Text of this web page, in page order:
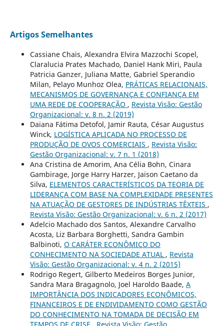
Artigos Semelhantes
Cassiane Chais, Alexandra Elvira Mazzochi Scopel,
Claralucia Prates Machado, Daniel Hank Miri, Paula
Patricia Ganzer, Juliana Matte, Gabriel Sperandio
Milan, Pelayo Munhoz Olea, PRÁTICAS RELACIONAIS,
MECANISMOS DE GOVERNANÇA E CONFIANÇA EM
UMA REDE DE COOPERAÇÃO , Revista Visão: Gestão
Organizacional: v. 8 n. 2 (2019)
Daiana Fátima Detofol, Jamir Rauta, César Augustus
Winck, LOGÍSTICA APLICADA NO PROCESSO DE
PRODUÇÃO DE OVOS COMERCIAIS , Revista Visão:
Gestão Organizacional: v. 7 n. 1 (2018)
Ana Cristina de Amorim, Ana Célia Bohn, Cinara
Gambirage, Jorge Harry Harzer, Jaison Caetano da
Silva, ELEMENTOS CARACTERÍSTICOS DA TEORIA DE
LIDERANÇA COM BASE NA COMPLEXIDADE PRESENTES
NA ATUAÇÃO DE GESTORES DE INDÚSTRIAS TÊXTEIS ,
Revista Visão: Gestão Organizacional: v. 6 n. 2 (2017)
Adelcio Machado dos Santos, Alexandre Carvalho
Acosta, Liz Barbara Borghetti, Sandra Gambin
Balbinoti, O CARÁTER ECONÔMICO DO
CONHECIMENTO NA SOCIEDADE ATUAL , Revista
Visão: Gestão Organizacional: v. 4 n. 2 (2015)
Rodrigo Regert, Gilberto Medeiros Borges Junior,
Sandra Mara Bragagnolo, Joel Haroldo Baade, A
IMPORTÂNCIA DOS INDICADORES ECONÔMICOS,
FINANCEIROS E DE ENDIVIDAMENTO COMO GESTÃO
DO CONHECIMENTO NA TOMADA DE DECISÃO EM